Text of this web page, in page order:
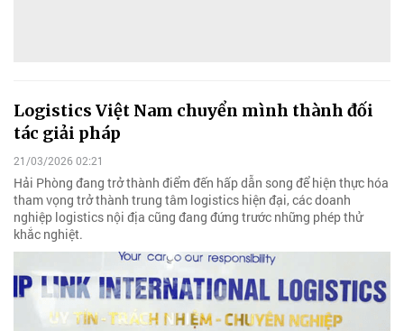
Logistics Việt Nam chuyển mình thành đối
tác giải pháp
21/03/2026 02:21
Hải Phòng đang trở thành điểm đến hấp dẫn song để hiện thực hóa
tham vọng trở thành trung tâm logistics hiện đại, các doanh
nghiệp logistics nội địa cũng đang đứng trước những phép thử
khắc nghiệt.